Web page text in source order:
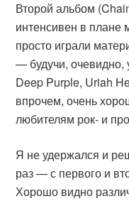
Второй альбом
интенсивен в плане
просто играли
— будучи, очевидно,
Deep Purple, Uriah
впрочем, очень
любителям рок- и
Я не удержался и
раз — с первого и
Хорошо видно